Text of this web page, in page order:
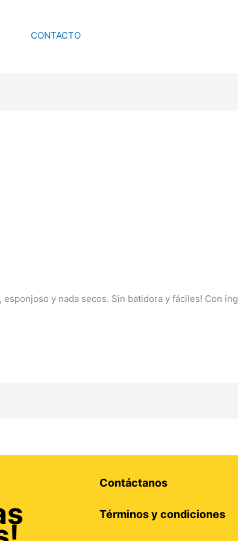
CONTACTO
y nada secos. Sin batidora y fáciles! Con
Contáctanos
Términos y condiciones